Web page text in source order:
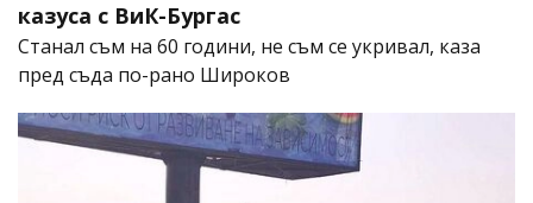
казуса с ВиК-Бургас
Станал съм на 60 години, не съм се укривал, каза
пред съда по-рано Широков